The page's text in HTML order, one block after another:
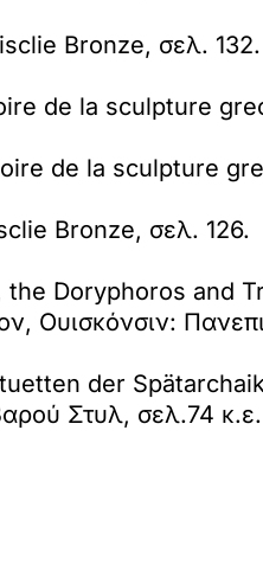
Bronze, σελ. 132.
de la sculpture
de la sculpture
Bronze, σελ. 126.
Doryphoros and
Ουισκόνσιν:
der
Στυλ, σελ.74 κ.ε.